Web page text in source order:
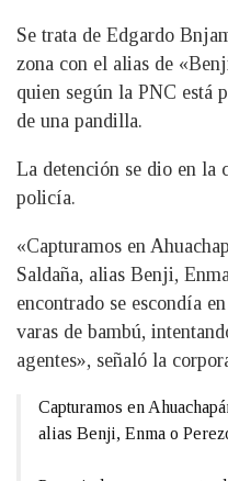
Se trata de Edgardo
zona con el alias de
quien según la PNC está
de una pandilla.
La detención se dio en la
policía.
«Capturamos en
Saldaña, alias Benji,
encontrado se escondía
varas de bambú,
agentes», señaló la
Capturamos en
alias Benji, Enma o